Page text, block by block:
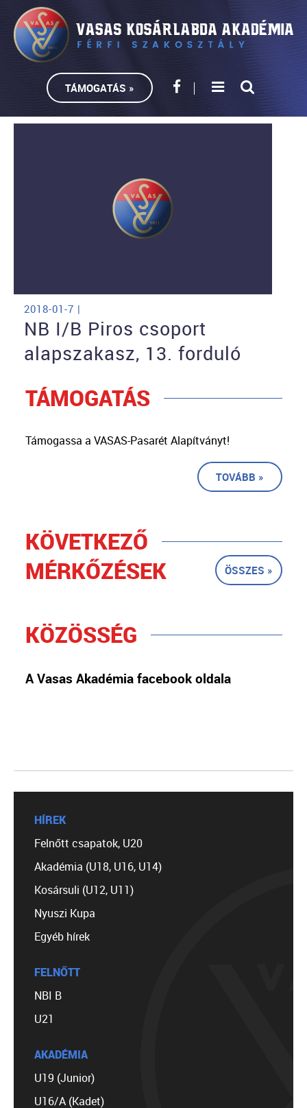
TÁMOGATÁS »
2018-01-7 |
NB I/B Piros csoport
alapszakasz, 13. forduló
TÁMOGATÁS
Támogassa a VASAS-Pasarét Alapítványt!
TOVÁBB »
KÖVETKEZŐ
MÉRKŐZÉSEK
ÖSSZES »
KÖZÖSSÉG
A Vasas Akadémia facebook oldala
HÍREK
Felnőtt csapatok, U20
Akadémia (U18, U16, U14)
Kosársuli (U12, U11)
Nyuszi Kupa
Egyéb hírek
FELNŐTT
NBI B
U21
AKADÉMIA
U19 (Junior)
U16/A (Kadet)